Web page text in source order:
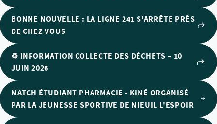
BONNE NOUVELLE : LA LIGNE 241 S'ARRÊTE PRÈS
DE CHEZ VOUS
♻️ INFORMATION COLLECTE DES DÉCHETS – 10
JUIN 2026
MATCH ÉTUDIANT PHARMACIE - KINÉ ORGANISÉ
PAR LA JEUNESSE SPORTIVE DE NIEUIL L'ESPOIR